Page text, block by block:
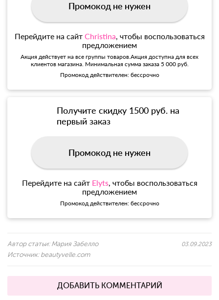
Промокод не нужен
Перейдите на сайт Christina , чтобы воспользоваться
предложением
Акция действует на все группы товаров.Акция доступна для всех
клиентов магазина. Минимальная сумма заказа 5 000 руб.
Промокод действителен: бессрочно
Получите скидку 1500 руб. на
первый заказ
Промокод не нужен
Перейдите на сайт Elyts, чтобы воспользоваться
предложением
Промокод действителен: бессрочно
Автор статьи: Мария Забелло
Источник: beautyvelle.com
03.09.2023
ДОБАВИТЬ КОММЕНТАРИЙ